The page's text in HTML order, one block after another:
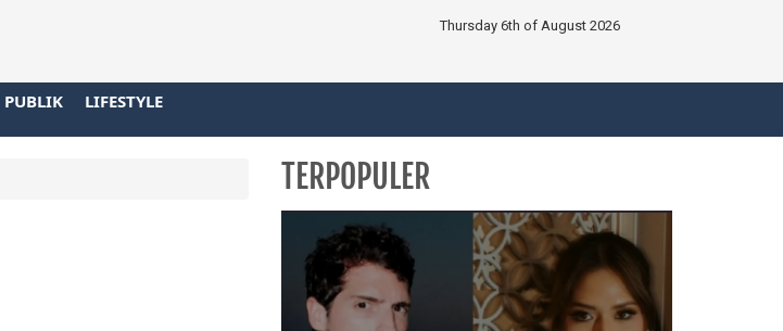
Thursday 6th of August 2026
PUBLIK LIFESTYLE
TERPOPULER